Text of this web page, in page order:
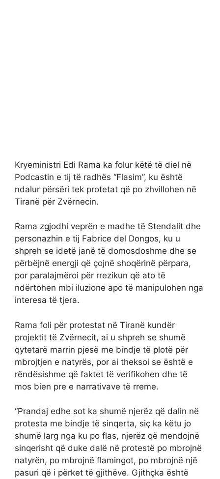
Kryeministri Edi Rama ka folur këtë të diel në
Podcastin e tij të radhës “Flasim”, ku është
ndalur përsëri tek protetat që po zhvillohen në
Tiranë për Zvërnecin.
Rama zgjodhi veprën e madhe të Stendalit dhe
personazhin e tij Fabrice del Dongos, ku u
shpreh se idetë janë të domosdoshme dhe se
përbëjnë energji që çojnë shoqërinë përpara,
por paralajmëroi për rrezikun që ato të
ndërtohen mbi iluzione apo të manipulohen nga
interesa të tjera.
Rama foli për protestat në Tiranë kundër
projektit të Zvërnecit, ai u shpreh se shumë
qytetarë marrin pjesë me bindje të plotë për
mbrojtjen e natyrës, por ai theksoi se është e
rëndësishme që faktet të verifikohen dhe të
mos bien pre e narrativave të rreme.
“Prandaj edhe sot ka shumë njerëz që dalin në
protesta me bindje të sinqerta, siç ka këtu jo
shumë larg nga ku po flas, njerëz që mendojnë
sinqerisht që duke dalë në protestë po mbrojnë
natyrën, po mbrojnë flamingot, po mbrojnë një
pasuri që i përket të gjithëve. Gjithçka është